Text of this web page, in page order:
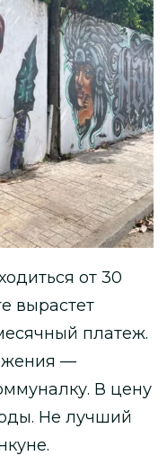
от 30
вырастет
платеж.
—
В цену
Не лучший